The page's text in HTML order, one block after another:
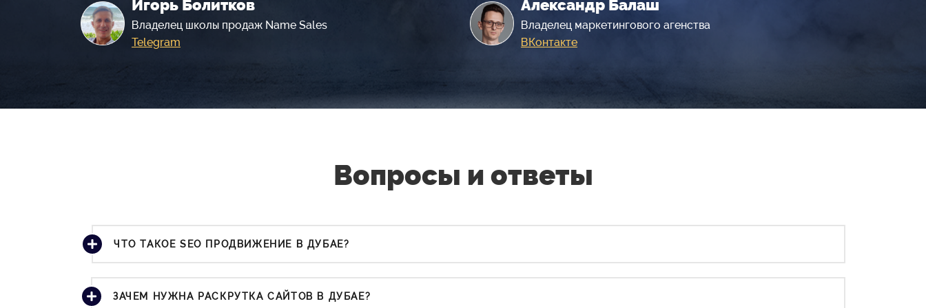
Игорь Болитков
Владелец школы продаж Name Sales
Telegram
Александр Балаш
Владелец маркетингового агенства
ВКонтакте
Вопросы и ответы
ЧТО ТАКОЕ SEO ПРОДВИЖЕНИЕ В ДУБАЕ?
ЗАЧЕМ НУЖНА РАСКРУТКА САЙТОВ В ДУБАЕ?